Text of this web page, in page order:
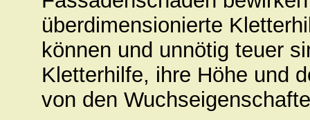
überdimensionierte
können und unnötig teuer
Kletterhilfe, ihre Höhe und
von den